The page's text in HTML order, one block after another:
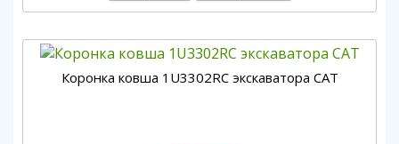
Коронка ковша 1U3302RC экскаватора CAT